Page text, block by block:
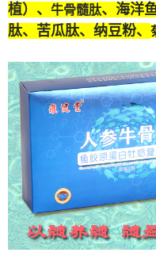
植）、 牛骨髓肽、海洋
肽、苦瓜肽、纳豆粉、